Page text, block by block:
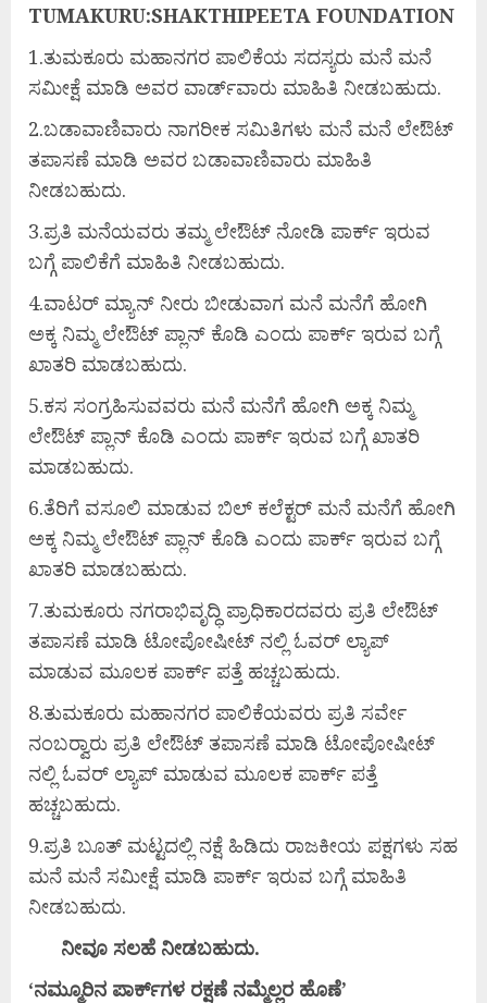
TUMAKURU:SHAKTHIPEETA FOUNDATION
1.ತುಮಕೂರು ಮಹಾನಗರ ಪಾಲಿಕೆಯ ಸದಸ್ಯರು ಮನೆ ಮನೆ
ಸಮೀಕ್ಷೆ ಮಾಡಿ ಅವರ ವಾರ್ಡ್‍ವಾರು ಮಾಹಿತಿ ನೀಡಬಹುದು.
2.ಬಡಾವಾಣಿವಾರು ನಾಗರೀಕ ಸಮಿತಿಗಳು ಮನೆ ಮನೆ ಲೇಔಟ್
ತಪಾಸಣೆ ಮಾಡಿ ಅವರ ಬಡಾವಾಣಿವಾರು ಮಾಹಿತಿ
ನೀಡಬಹುದು.
3.ಪ್ರತಿ ಮನೆಯವರು ತಮ್ಮ ಲೇಔಟ್ ನೋಡಿ ಪಾರ್ಕ್ ಇರುವ
ಬಗ್ಗೆ ಪಾಲಿಕೆಗೆ ಮಾಹಿತಿ ನೀಡಬಹುದು.
4.ವಾಟರ್ ಮ್ಯಾನ್ ನೀರು ಬೀಡುವಾಗ ಮನೆ ಮನೆಗೆ ಹೋಗಿ
ಅಕ್ಕ ನಿಮ್ಮ ಲೇಔಟ್ ಪ್ಲಾನ್ ಕೊಡಿ ಎಂದು ಪಾರ್ಕ್ ಇರುವ ಬಗ್ಗೆ
ಖಾತರಿ ಮಾಡಬಹುದು.
5.ಕಸ ಸಂಗ್ರಹಿಸುವವರು ಮನೆ ಮನೆಗೆ ಹೋಗಿ ಅಕ್ಕ ನಿಮ್ಮ
ಲೇಔಟ್ ಪ್ಲಾನ್ ಕೊಡಿ ಎಂದು ಪಾರ್ಕ್ ಇರುವ ಬಗ್ಗೆ ಖಾತರಿ
ಮಾಡಬಹುದು.
6.ತೆರಿಗೆ ವಸೂಲಿ ಮಾಡುವ ಬಿಲ್ ಕಲೆಕ್ಟರ್ ಮನೆ ಮನೆಗೆ ಹೋಗಿ
ಅಕ್ಕ ನಿಮ್ಮ ಲೇಔಟ್ ಪ್ಲಾನ್ ಕೊಡಿ ಎಂದು ಪಾರ್ಕ್ ಇರುವ ಬಗ್ಗೆ
ಖಾತರಿ ಮಾಡಬಹುದು.
7.ತುಮಕೂರು ನಗರಾಭಿವೃದ್ಧಿ ಪ್ರಾಧಿಕಾರದವರು ಪ್ರತಿ ಲೇಔಟ್
ತಪಾಸಣೆ ಮಾಡಿ ಟೋಪೋಷೀಟ್ ನಲ್ಲಿ ಓವರ್ ಲ್ಯಾಪ್
ಮಾಡುವ ಮೂಲಕ ಪಾರ್ಕ್ ಪತ್ತೆ ಹಚ್ಚಬಹುದು.
8.ತುಮಕೂರು ಮಹಾನಗರ ಪಾಲಿಕೆಯವರು ಪ್ರತಿ ಸರ್ವೇ
ನಂಬರ್‍ವಾರು ಪ್ರತಿ ಲೇಔಟ್ ತಪಾಸಣೆ ಮಾಡಿ ಟೋಪೋಷೀಟ್
ನಲ್ಲಿ ಓವರ್ ಲ್ಯಾಪ್ ಮಾಡುವ ಮೂಲಕ ಪಾರ್ಕ್ ಪತ್ತೆ
ಹಚ್ಚಬಹುದು.
9.ಪ್ರತಿ ಬೂತ್ ಮಟ್ಟದಲ್ಲಿ ನಕ್ಷೆ ಹಿಡಿದು ರಾಜಕೀಯ ಪಕ್ಷಗಳು ಸಹ
ಮನೆ ಮನೆ ಸಮೀಕ್ಷೆ ಮಾಡಿ ಪಾರ್ಕ್ ಇರುವ ಬಗ್ಗೆ ಮಾಹಿತಿ
ನೀಡಬಹುದು.
ನೀವೂ ಸಲಹೆ ನೀಡಬಹುದು.
‘ನಮ್ಮೂರಿನ ಪಾರ್ಕ್‍ಗಳ ರಕ್ಷಣೆ ನಮ್ಮೆಲ್ಲರ ಹೊಣೆ’